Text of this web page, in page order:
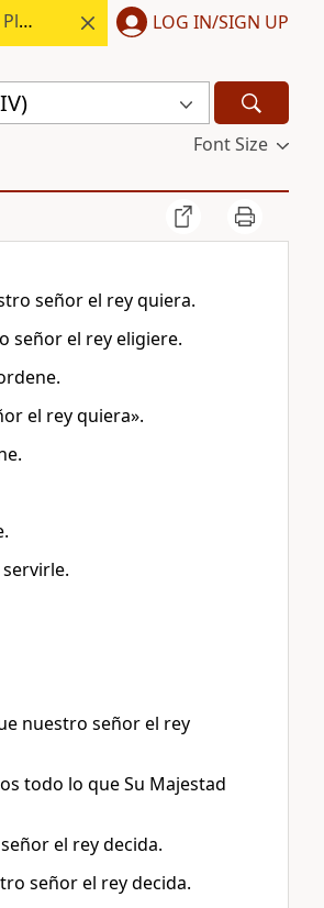
LOG IN/SIGN UP
Font Size
señor el rey quiera.
señor el rey eligiere.
el rey quiera».
nuestro señor el rey
todo lo que Su Majestad
el rey decida.
señor el rey decida.